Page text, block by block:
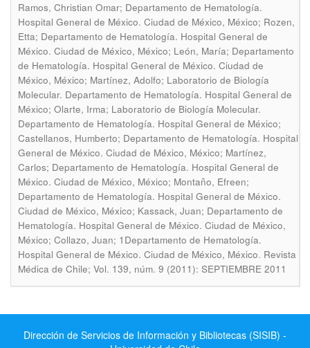
Ramos, Christian Omar; Departamento de Hematología.
Hospital General de México. Ciudad de México, México; Rozen,
Etta; Departamento de Hematología. Hospital General de
México. Ciudad de México, México; León, María; Departamento
de Hematología. Hospital General de México. Ciudad de
México, México; Martínez, Adolfo; Laboratorio de Biología
Molecular. Departamento de Hematología. Hospital General de
México; Olarte, Irma; Laboratorio de Biología Molecular.
Departamento de Hematología. Hospital General de México;
Castellanos, Humberto; Departamento de Hematología. Hospital
General de México. Ciudad de México, México; Martínez,
Carlos; Departamento de Hematología. Hospital General de
México. Ciudad de México, México; Montaño, Efreen;
Departamento de Hematología. Hospital General de México.
Ciudad de México, México; Kassack, Juan; Departamento de
Hematología. Hospital General de México. Ciudad de México,
México; Collazo, Juan; 1Departamento de Hematología.
Hospital General de México. Ciudad de México, México. Revista
Médica de Chile; Vol. 139, núm. 9 (2011): SEPTIEMBRE 2011
Dirección de Servicios de Información y Bibliotecas (SISIB) -